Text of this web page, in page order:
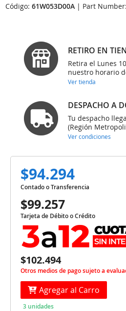
Código:61W053D00A | Part Number:
RETIRO EN
Retira el Lunes
nuestro horario
Ver tienda
DESPACHO A
Tu despacho
(Región
Ver condiciones
$94.294
Contado o Transferencia
$99.257
Tarjeta de Débito o Crédito
$102.494
Otros medios de pago sujeto a
Agregar al Carro
3 unidades